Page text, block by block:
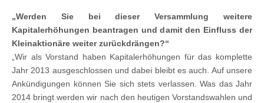
„Werden Sie bei dieser Versammlung weitere
Kapitalerhöhungen beantragen und damit den Einfluss der
Kleinaktionäre weiter zurückdrängen?“
„Wir als Vorstand haben Kapitalerhöhungen für das komplette
Jahr 2013 ausgeschlossen und dabei bleibt es auch. Auf unsere
Ankündigungen können Sie sich stets verlassen. Was das Jahr
2014 bringt werden wir nach den heutigen Vorstandswahlen und